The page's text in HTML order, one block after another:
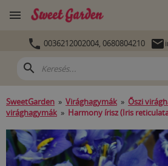

 0036212002004, 0680804210 
search
SweetGarden » Virághagymák » Őszi
virághagymák » Harmony írisz (Iris